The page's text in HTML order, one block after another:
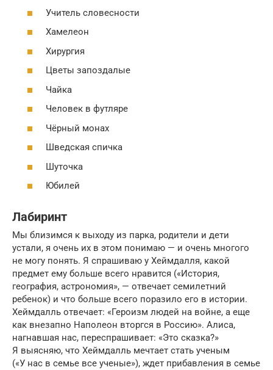
Учитель словесности
Хамелеон
Хирургия
Цветы запоздалые
Чайка
Человек в футляре
Чёрный монах
Шведская спичка
Шуточка
Юбилей
Лабиринт
Мы близимся к выходу из парка, родители и дети
устали, я очень их в этом понимаю — и очень многого
не могу понять. Я спрашиваю у Хеймдалля, какой
предмет ему больше всего нравится («История,
география, астрономия», — отвечает семилетний
ребенок) и что больше всего поразило его в истории.
Хеймдалль отвечает: «Героизм людей на войне, а еще
как внезапно Наполеон вторгся в Россию». Алиса,
нагнавшая нас, переспрашивает: «Это сказка?»
Я выясняю, что Хеймдалль мечтает стать ученым
(«У нас в семье все ученые»), ждет прибавления в семье